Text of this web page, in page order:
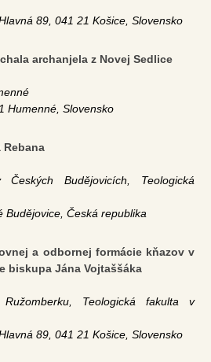
89, 041 21 Košice, Slovensko
archanjela z Novej Sedlice
Humenné, Slovensko
Rebana
Budějovicích, Teologická
Budějovice, Česká republika
a odbornej formácie kňazov v
biskupa Jána Vojtaššáka
Teologická fakulta v
89, 041 21 Košice, Slovensko